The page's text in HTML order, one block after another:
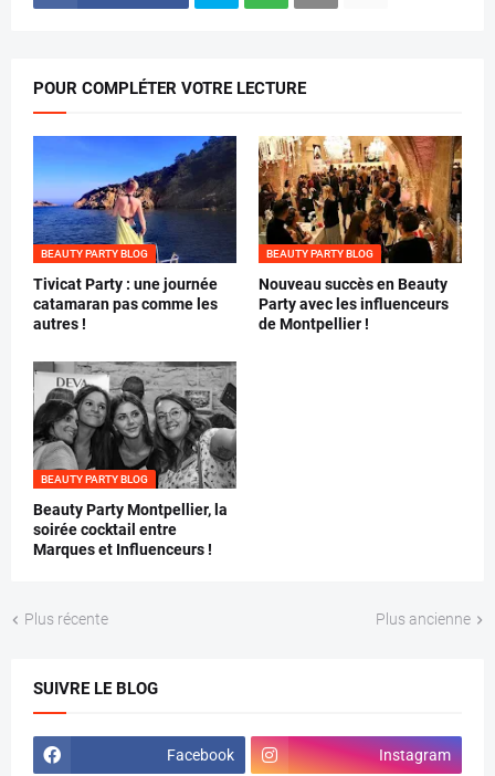
POUR COMPLÉTER VOTRE LECTURE
BEAUTY PARTY BLOG
Tivicat Party : une journée
catamaran pas comme les
autres !
BEAUTY PARTY BLOG
Nouveau succès en Beauty
Party avec les influenceurs
de Montpellier !
BEAUTY PARTY BLOG
Beauty Party Montpellier, la
soirée cocktail entre
Marques et Influenceurs !
Plus récente Plus ancienne
SUIVRE LE BLOG
Facebook Instagram